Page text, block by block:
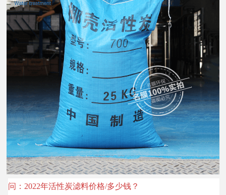
问：2022年活性炭滤料价格/多少钱？